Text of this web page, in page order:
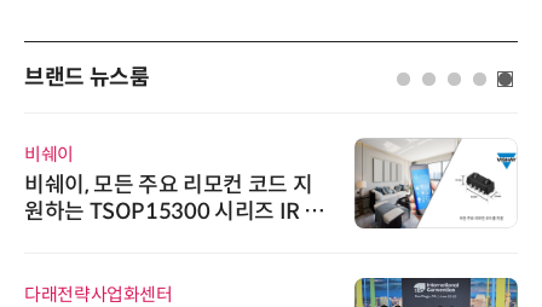
브랜드 뉴스룸
비쉐이
비쉐이, 모든 주요 리모컨 코드 지
원하는 TSOP15300 시리즈 IR 수
다래전략사업화센터